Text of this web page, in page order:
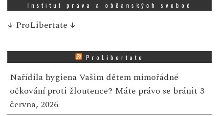
Institut práva a občanských svobod
↓ ProLibertate ↓
ProLibertate
Nařídila hygiena Vašim dětem mimořádné
očkování proti žloutence? Máte právo se bránit 3
června, 2026